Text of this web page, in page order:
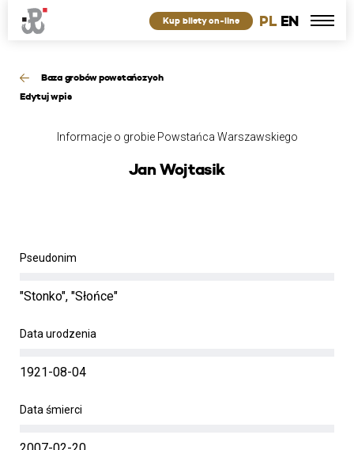
PL EN
Kup bilety on-line
Baza grobów powstańczych
Edytuj wpis
Informacje o grobie Powstańca Warszawskiego
Jan Wojtasik
Pseudonim
"Stonko", "Słońce"
Data urodzenia
1921-08-04
Data śmierci